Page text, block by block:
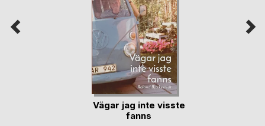
Vägar jag inte visste
fanns